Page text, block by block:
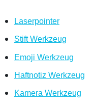
Laserpointer
Stift Werkzeug
Emoji Werkzeug
Haftnotiz Werkzeug
Kamera Werkzeug